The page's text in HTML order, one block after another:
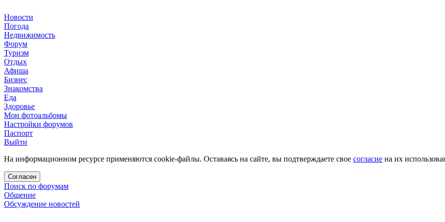
Новости
Погода
Недвижимость
Форум
Туризм
Отдых
Афиша
Бизнес
Знакомства
Еда
Здоровье
Мои фотоальбомы
Настройки форумов
Паспорт
Выйти
На информационном ресурсе применяются cookie-файлы. Оставаясь на сайте, вы подтверждаете свое согласие на их
Согласен
Поиск по форумам
Общение
Обсуждение новостей